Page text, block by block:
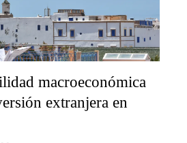
macroeconómica
extranjera en